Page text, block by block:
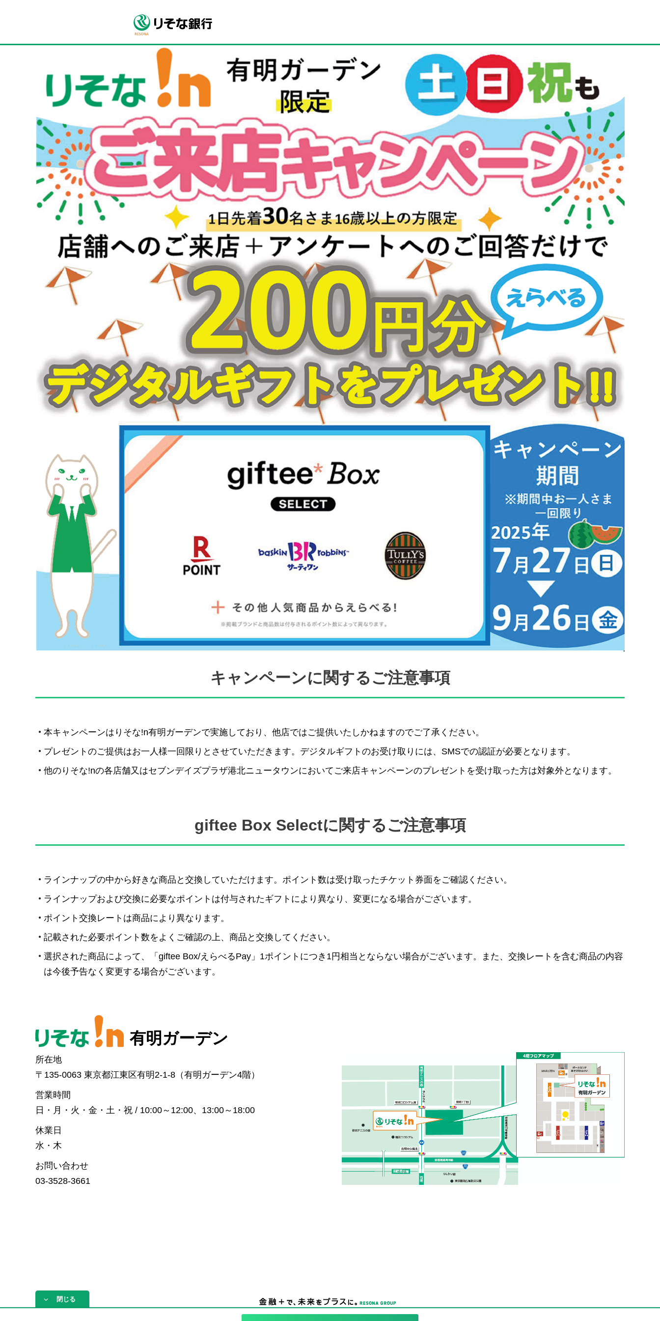
キャンペーンに関するご注意事項
本キャンペーンはりそな!n有明ガーデンで実施しており、他店ではご提供いたしかねますのでご了承ください。
プレゼントのご提供はお一人様一回限りとさせていただきます。デジタルギフトのお受け取りには、SMSでの認証が必要となります。
他のりそな!nの各店舗又はセブンデイズプラザ港北ニュータウンにおいてご来店キャンペーンのプレゼントを受け取った方は対象外となります。
giftee Box Selectに関するご注意事項
ラインナップの中から好きな商品と交換していただけます。ポイント数は受け取ったチケット券面をご確認ください。
ラインナップおよび交換に必要なポイントは付与されたギフトにより異なり、変更になる場合がございます。
ポイント交換レートは商品により異なります。
記載された必要ポイント数をよくご確認の上、商品と交換してください。
選択された商品によって、「giftee Box/えらべるPay」1ポイントにつき1円相当とならない場合がございます。また、交換レートを含む商品の内容
は今後予告なく変更する場合がございます。
有明ガーデン
所在地
〒135-0063 東京都江東区有明2-1-8（有明ガーデン4階）
営業時間
日・月・火・金・土・祝 / 10:00～12:00、13:00～18:00
休業日
水・木
お問い合わせ
03-3528-3661
閉じる